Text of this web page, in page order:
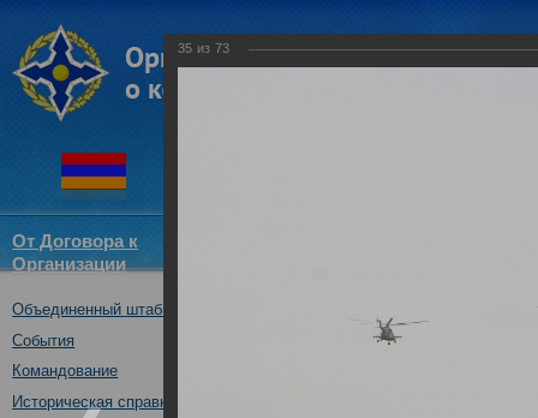
От Договора к
Организации
Объединенный штаб ОДКБ
События
Командование
Историческая справка
35 из 73